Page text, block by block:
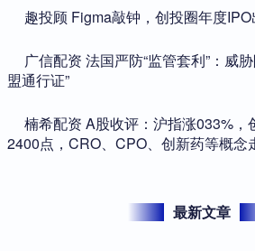
趣投顾 Figma敲钟，创投圈年度IPO
广信配资 法国严防“监管套利”：威
盟通行证”
楠希配资 A股收评：沪指涨033%，
2400点，CRO、CPO、创新药等概念
最新文章